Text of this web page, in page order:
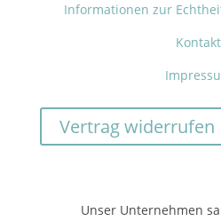
Informationen zur
Kontakt
Vertrag widerrufen
Unser Unternehmen